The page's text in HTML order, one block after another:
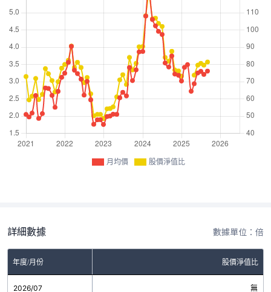
月均價 股價淨值比
詳細數據 數據單位：倍
年度/月份 股價淨值比
2026/07 無